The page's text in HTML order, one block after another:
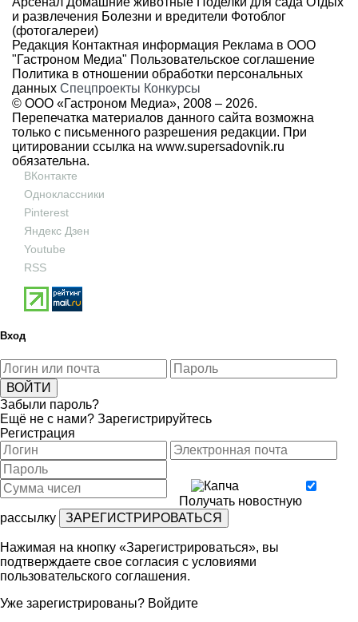
и развлечения Болезни и вредители Фотоблог
(фотогалереи)
Редакция Контактная информация Реклама в ООО
"Гастроном Медиа" Пользовательское соглашение
Политика в отношении обработки персональных
данных Спецпроекты Конкурсы
© ООО «Гастроном Медиа», 2008 – 2026.
Перепечатка материалов данного сайта возможна
только с письменного разрешения редакции. При
цитировании ссылка на www.supersadovnik.ru
обязательна.
ВКонтакте
Одноклассники
Pinterest
Яндекс Дзен
Youtube
RSS
Вход
Забыли пароль?
Ещё не с нами? Зарегистрируйтесь
Регистрация
Получать новостную
рассылку
Нажимая на кнопку «Зарегистрироваться», вы
подтверждаете свое согласия с условиями
пользовательского соглашения.
Уже зарегистрированы? Войдите